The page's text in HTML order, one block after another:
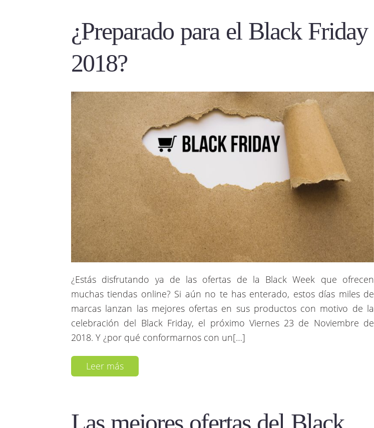
¿Preparado para el Black Friday
2018?
¿Estás disfrutando ya de las ofertas de la Black Week que ofrecen
muchas tiendas online? Si aún no te has enterado, estos días miles de
marcas lanzan las mejores ofertas en sus productos con motivo de la
celebración del Black Friday, el próximo Viernes 23 de Noviembre de
2018. Y ¿por qué conformarnos con un[…]
Leer más